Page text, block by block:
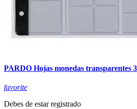
PARDO Hojas monedas transparentes
favorite
Debes de estar registrado